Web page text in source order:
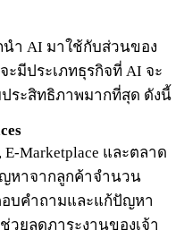
นำ AI มาใช้กับส่วนของ
มีประเภทธุรกิจที่ AI จะ
ระสิทธิภาพมากที่สุด ดังนี้
E-Marketplace และตลาด
หาจากลูกค้าจำนวน
บคำถามและแก้ปัญหา
วยลดภาระงานของเจ้า